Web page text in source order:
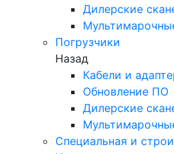
Дилерские
Погрузчики
Назад
Кабели и
Обновление ПО
Дилерские
Специальная и